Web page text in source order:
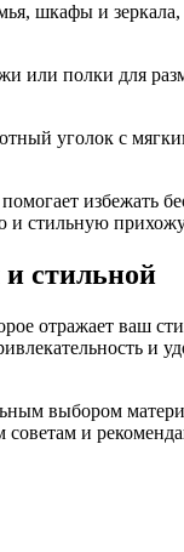
шкафы и
полки для
уголок с
и стильную
стильной
отражает ваш
выбором
и